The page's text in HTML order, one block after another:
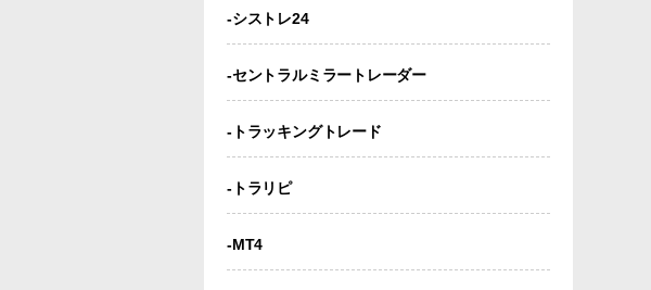
-シストレ24
-セントラルミラートレーダー
-トラッキングトレード
-トラリピ
-MT4